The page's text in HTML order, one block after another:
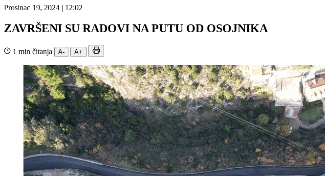
Prosinac 19, 2024 | 12:02
ZAVRŠENI SU RADOVI NA PUTU OD OSOJNIKA
1 min čitanja A- A+